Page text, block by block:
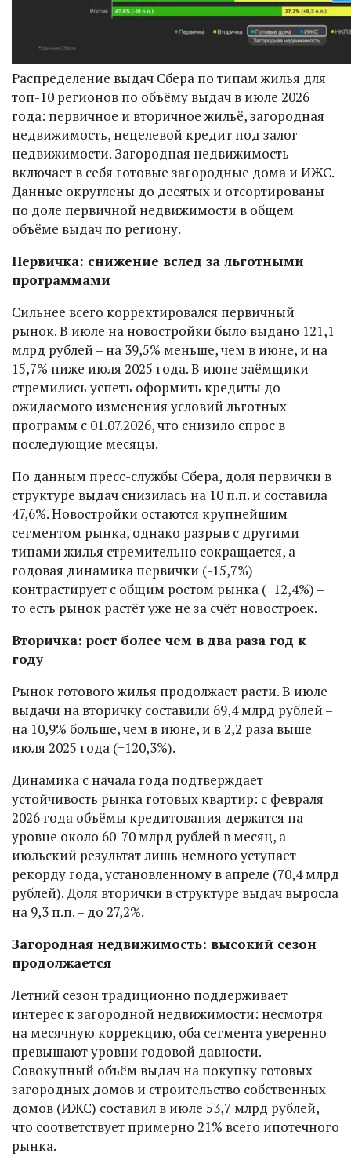
Распределение выдач Сбера по типам жилья для
топ-10 регионов по объёму выдач в июле 2026
года: первичное и вторичное жильё, загородная
недвижимость, нецелевой кредит под залог
недвижимости. Загородная недвижимость
включает в себя готовые загородные дома и ИЖС.
Данные округлены до десятых и отсортированы
по доле первичной недвижимости в общем
объёме выдач по региону.
Первичка: снижение вслед за льготными
программами
Сильнее всего корректировался первичный
рынок. В июле на новостройки было выдано 121,1
млрд рублей – на 39,5% меньше, чем в июне, и на
15,7% ниже июля 2025 года. В июне заёмщики
стремились успеть оформить кредиты до
ожидаемого изменения условий льготных
программ с 01.07.2026, что снизило спрос в
последующие месяцы.
По данным пресс-службы Сбера, доля первички в
структуре выдач снизилась на 10 п.п. и составила
47,6%. Новостройки остаются крупнейшим
сегментом рынка, однако разрыв с другими
типами жилья стремительно сокращается, а
годовая динамика первички (-15,7%)
контрастирует с общим ростом рынка (+12,4%) –
то есть рынок растёт уже не за счёт новостроек.
Вторичка: рост более чем в два раза год к
году
Рынок готового жилья продолжает расти. В июле
выдачи на вторичку составили 69,4 млрд рублей –
на 10,9% больше, чем в июне, и в 2,2 раза выше
июля 2025 года (+120,3%).
Динамика с начала года подтверждает
устойчивость рынка готовых квартир: с февраля
2026 года объёмы кредитования держатся на
уровне около 60-70 млрд рублей в месяц, а
июльский результат лишь немного уступает
рекорду года, установленному в апреле (70,4 млрд
рублей). Доля вторички в структуре выдач выросла
на 9,3 п.п. – до 27,2%.
Загородная недвижимость: высокий сезон
продолжается
Летний сезон традиционно поддерживает
интерес к загородной недвижимости: несмотря
на месячную коррекцию, оба сегмента уверенно
превышают уровни годовой давности.
Совокупный объём выдач на покупку готовых
загородных домов и строительство собственных
домов (ИЖС) составил в июле 53,7 млрд рублей,
что соответствует примерно 21% всего ипотечного
рынка.